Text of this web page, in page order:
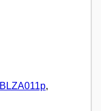
BLZA011p,